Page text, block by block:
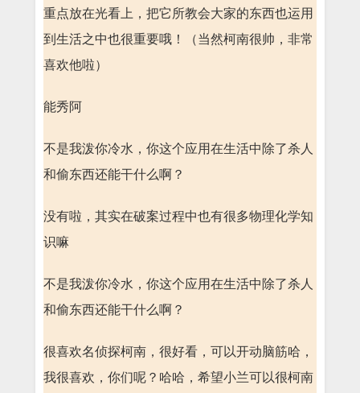
重点放在光看上，把它所教会大家的东西也运用
到生活之中也很重要哦！（当然柯南很帅，非常
喜欢他啦）
能秀阿
不是我泼你冷水，你这个应用在生活中除了杀人
和偷东西还能干什么啊？
没有啦，其实在破案过程中也有很多物理化学知
识嘛
不是我泼你冷水，你这个应用在生活中除了杀人
和偷东西还能干什么啊？
很喜欢名侦探柯南，很好看，可以开动脑筋哈，
我很喜欢，你们呢？哈哈，希望小兰可以很柯南